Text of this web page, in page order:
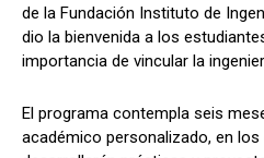
de la Fundación Instituto de
dio la bienvenida a los
importancia de vincular la
El programa contempla seis
académico personalizado, en